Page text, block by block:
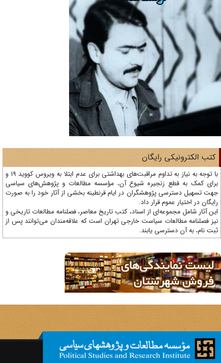
الکترونیکی رایگان
با توجه به نیاز به تداوم مراقبت‌های بهداشتی برای عدم ابتلا به ویروس کووید 19 و
کمک به قطع زنجیره شیوع آن، مؤسسه مطالعات و پژوهش‌های سیاسی
تسهیل دسترسی پژوهشگران در ایام قرنطینه بخشی از آثار خود را به صورت
در اختیار عموم قرار داد.
آثار شامل مجموعه‌ای از اسناد، کتب تاریخ معاصر، فصلنامه‌ مطالعات تاریخی و
فصلنامه مطالعات سیاست خارجی تهران است که علاقه‌مندان می‌توانند پس از
نام، به آن دسترسی یابند.